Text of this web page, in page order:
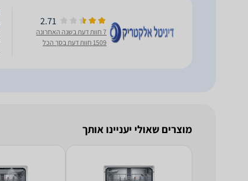
2.71
7 חוות דעת בשנה האחרונה
1509 חוות דעת בסך הכל
מוצרים שאולי יעניינו אותך